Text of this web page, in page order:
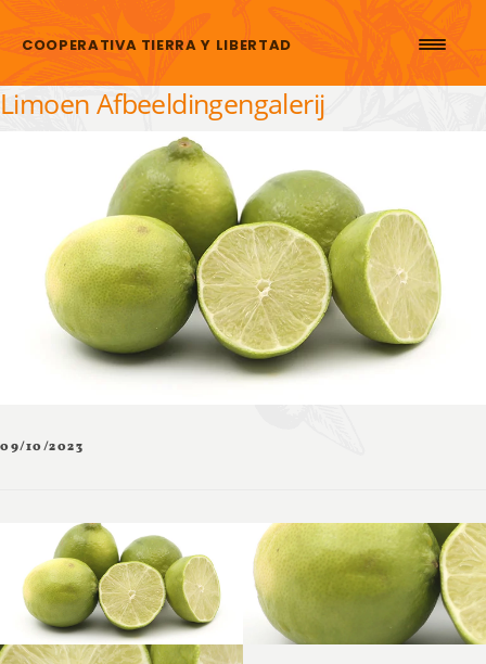
COOPERATIVA TIERRA Y LIBERTAD
Limoen Afbeeldingengalerij
09/10/2023